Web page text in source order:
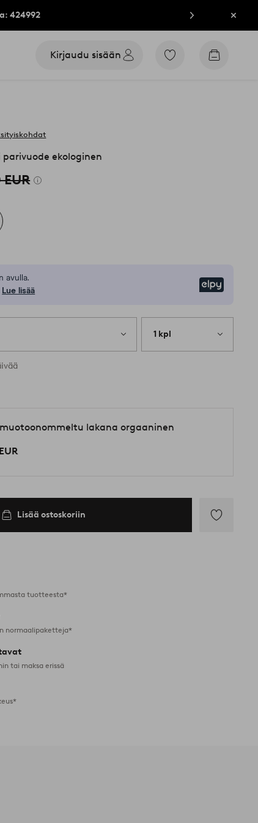
424992 Sulje
Kirjaudu sisään
Siirry
Siirry
parivuode ekologinen
avulla.
Lue lisää
1 kpl
muotoonommeltu lakana orgaaninen
Lisää ostoskoriin
tuotteesta*
normaalipaketteja*
tai maksa erissä